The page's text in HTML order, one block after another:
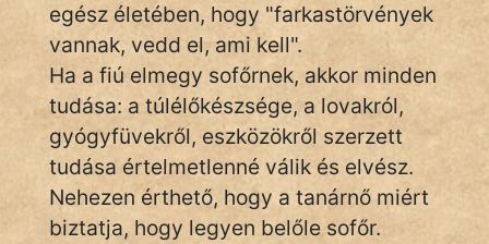
egész életében, hogy "farkastörvények
vannak, vedd el, ami kell".
Ha a fiú elmegy sofőrnek, akkor minden
tudása: a túlélőkészsége, a lovakról,
gyógyfüvekről, eszközökről szerzett
tudása értelmetlenné válik és elvész.
Nehezen érthető, hogy a tanárnő miért
biztatja, hogy legyen belőle sofőr.